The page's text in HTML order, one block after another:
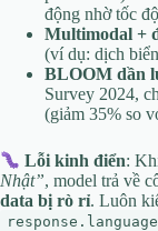
động nhờ tốc
Multimodal +
(ví dụ: dịch
BLOOM dần
Survey 2024,
(giảm 35% so
Lỗi kinh điển:
Nhật”, model trả về
data bị rò rỉ. Luôn
response.language